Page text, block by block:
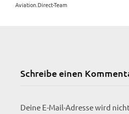
Aviation.Direct-Team
Schreibe einen
Deine E-Mail-Adresse wird